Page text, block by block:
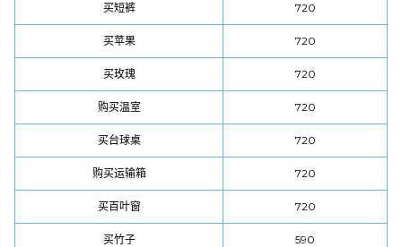
买短裤 720
买苹果 720
买玫瑰 720
购买温室 720
买台球桌 720
购买运输箱 720
买百叶窗 720
买竹子 590